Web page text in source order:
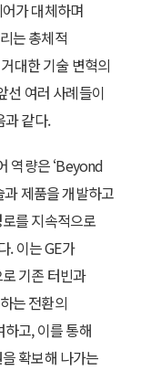
가 대체하며
는 총체적
대한 기술 변혁의
선 여러 사례들이
과 같다.
역량은 ‘Beyond
제품을 개발하고
를 지속적으로
. 이는 GE가
기존 터빈과
는 전환의
고, 이를 통해
확보해 나가는